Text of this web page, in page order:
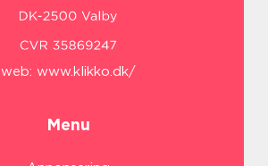
web: www.klikko.dk/
Menu